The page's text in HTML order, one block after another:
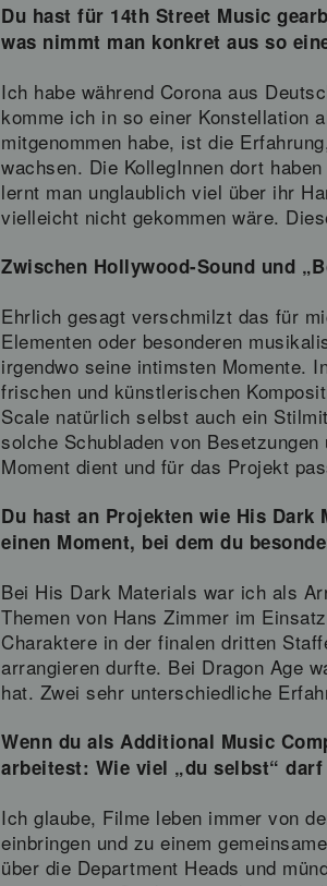
Du hast für 14th Street Music
was nimmt man konkret aus so
Ich habe während Corona aus
komme ich in so einer Konstellation
mitgenommen habe, ist die
wachsen. Die KollegInnen dort
lernt man unglaublich viel über ihr
vielleicht nicht gekommen wäre.
Zwischen Hollywood-Sound und
Ehrlich gesagt verschmilzt das für
Elementen oder besonderen
irgendwo seine intimsten Momente.
frischen und künstlerischen
Scale natürlich selbst auch ein
solche Schubladen von
Moment dient und für das Projekt
Du hast an Projekten wie His
einen Moment, bei dem du
Bei His Dark Materials war ich als
Themen von Hans Zimmer im
Charaktere in der finalen dritten
arrangieren durfte. Bei Dragon Age
hat. Zwei sehr unterschiedliche
Wenn du als Additional Music
arbeitest: Wie viel „du selbst“
Ich glaube, Filme leben immer von
einbringen und zu einem
über die Department Heads und